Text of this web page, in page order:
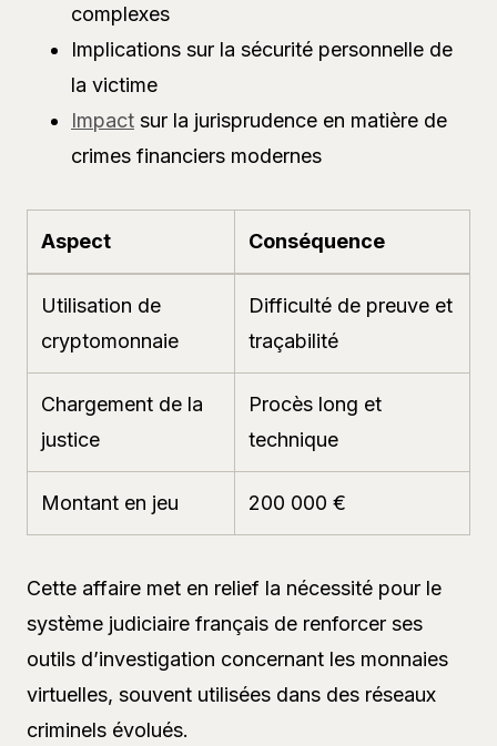
complexes
Implications sur la sécurité personnelle de
la victime
Impact sur la jurisprudence en matière de
crimes financiers modernes
Aspect Conséquence
Utilisation de
cryptomonnaie
Difficulté de preuve et
traçabilité
Chargement de la
justice
Procès long et
technique
Montant en jeu 200 000 €
Cette affaire met en relief la nécessité pour le
système judiciaire français de renforcer ses
outils d’investigation concernant les monnaies
virtuelles, souvent utilisées dans des réseaux
criminels évolués.